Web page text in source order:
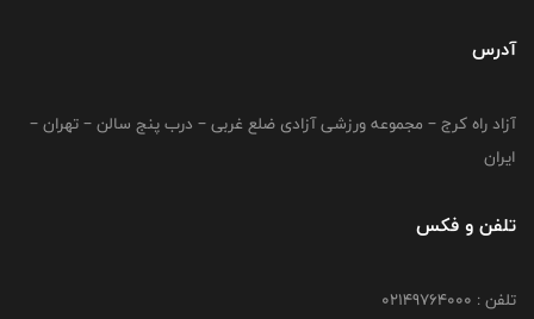
آدرس
آزاد راه کرج – مجموعه ورزشی آزادی ضلع غربی – درب پنج سالن – تهران –
ایران
تلفن و فکس
تلفن : 02149764000